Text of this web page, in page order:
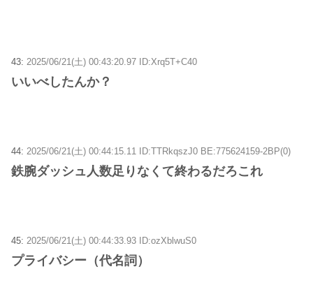
43: 2025/06/21(土) 00:43:20.97 ID:Xrq5T+C40
いいべしたんか？
44: 2025/06/21(土) 00:44:15.11 ID:TTRkqszJ0 BE:775624159-2BP(0)
鉄腕ダッシュ人数足りなくて終わるだろこれ
45: 2025/06/21(土) 00:44:33.93 ID:ozXblwuS0
プライバシー（代名詞）